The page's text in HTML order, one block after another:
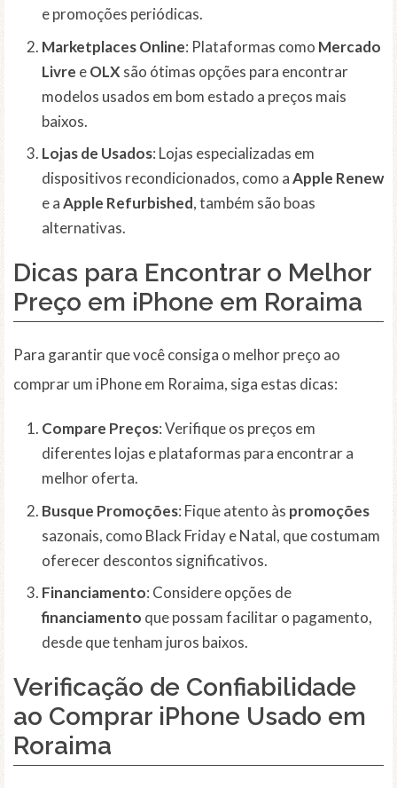
e promoções periódicas.
Marketplaces Online: Plataformas como Mercado
Livre eOLX são ótimas opções para encontrar
modelos usados em bom estado a preços mais
baixos.
Lojas de Usados: Lojas especializadas em
dispositivos recondicionados, como aApple Renew
e aApple Refurbished, também são boas
alternativas.
Dicas para Encontrar o Melhor
Preço em iPhone em Roraima
Para garantir que você consiga o melhor preço ao
comprar um iPhone em Roraima, siga estas dicas:
Compare Preços: Verifique os preços em
diferentes lojas e plataformas para encontrar a
melhor oferta.
Busque Promoções: Fique atento às promoções
sazonais, como Black Friday e Natal, que costumam
oferecer descontos significativos.
Financiamento: Considere opções de
financiamento que possam facilitar o pagamento,
desde que tenham juros baixos.
Verificação de Confiabilidade
ao Comprar iPhone Usado em
Roraima